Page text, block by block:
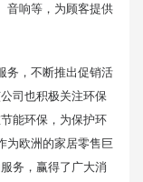
音响等，为顾客提供
务，不断推出促销活
司也积极关注环保
能环保，为保护环
欧洲的家居零售巨
务，赢得了广大消